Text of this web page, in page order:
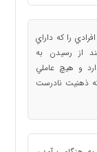
را كه داراي
از رسيدن به
و هيچ عاملي
ذهنيت نادرست